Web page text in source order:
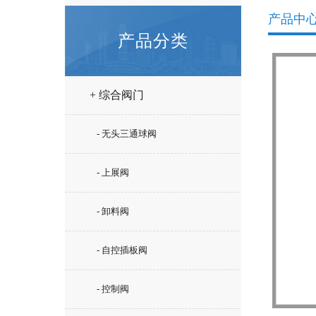
产品分类
+ 综合阀门
- 无头三通球阀
- 上展阀
- 卸料阀
- 自控插板阀
- 控制阀
产品中